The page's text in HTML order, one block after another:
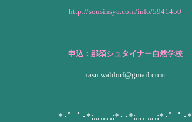
http://sousinsya.com/info/5941450
申込：那須シュタイナー自然学校
nasu.waldorf@gmail.com
*･゜ﾟ･*:.｡..｡.:*･･*:.｡. .｡.:*･゜ﾟ･*